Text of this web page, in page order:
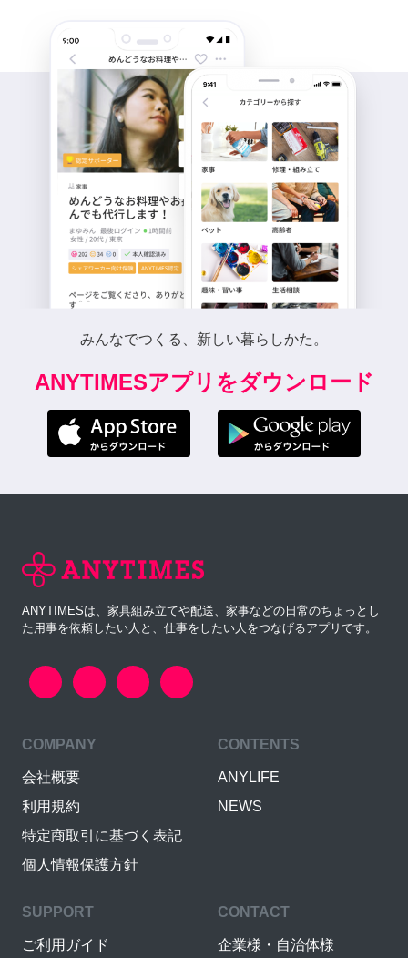
みんなでつくる、新しい暮らしかた。
ANYTIMESアプリをダウンロード
ANYTIMESは、家具組み立てや配送、家事などの日常のちょっとし
た用事を依頼したい人と、仕事をしたい人をつなげるアプリです。
COMPANY
会社概要
利用規約
特定商取引に基づく表記
個人情報保護方針
CONTENTS
ANYLIFE
NEWS
SUPPORT
ご利用ガイド
CONTACT
企業様・自治体様